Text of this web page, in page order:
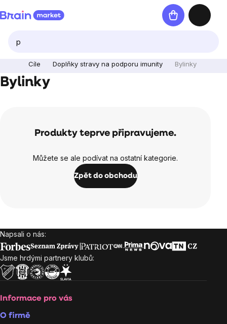
na
Nákupní
košík
Cíle Doplňky stravy na podporu imunity Bylinky
Bylinky
Produkty teprve připravujeme.
Můžete se ale podívat na ostatní kategorie.
Zpět do obchodu
Zápatí
Napsali o nás:
Jsme hrdými partnery klubů:
Informace pro vás
O firmě